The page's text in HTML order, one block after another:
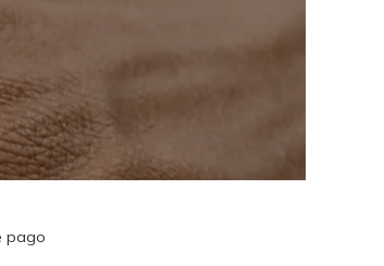
pago